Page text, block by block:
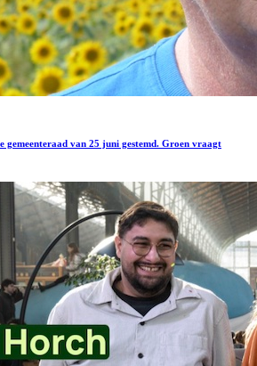
gemeenteraad van 25 juni gestemd. Groen vraagt